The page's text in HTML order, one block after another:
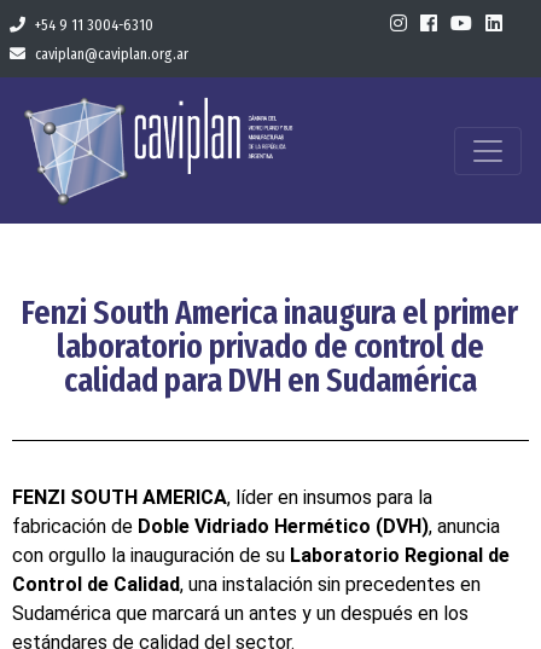
+54 9 11 3004-6310
caviplan@caviplan.org.ar
Fenzi South America inaugura el primer
laboratorio privado de control de
calidad para DVH en Sudamérica
FENZI SOUTH AMERICA, líder en insumos para la
fabricación de Doble Vidriado Hermético (DVH), anuncia
con orgullo la inauguración de su Laboratorio Regional de
Control de Calidad, una instalación sin precedentes en
Sudamérica que marcará un antes y un después en los
estándares de calidad del sector.